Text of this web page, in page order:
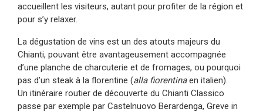
accueillent les visiteurs, autant pour profiter de la région et
pour s’y relaxer.
La dégustation de vins est un des atouts majeurs du
Chianti, pouvant être avantageusement accompagnée
d’une planche de charcuterie et de fromages, ou pourquoi
pas d’un steak à la florentine (alla fiorentinaen italien).
Un itinéraire routier de découverte du Chianti Classico
passe par exemple par Castelnuovo Berardenga, Greve in